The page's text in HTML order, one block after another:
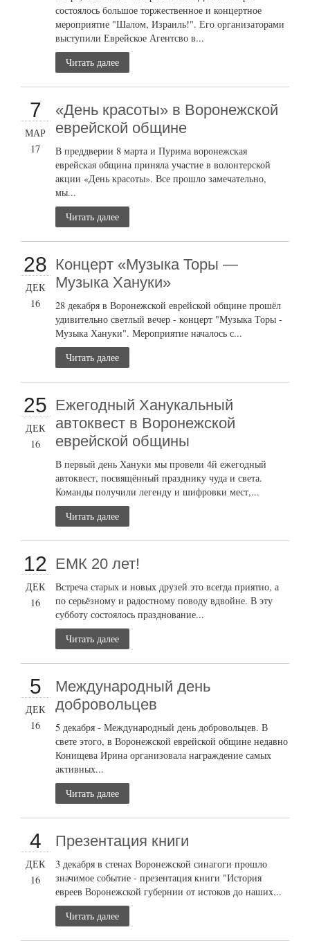
состоялось большое торжественное и концертное
мероприятие "Шалом, Израиль!". Его организаторами
выступили Еврейское Агентсво в...
Читать далее
7
МАР
17
«День красоты» в Воронежской
еврейской общине
В преддверии 8 марта и Пурима воронежская
еврейская община приняла участие в волонтерской
акции «День красоты». Все прошло замечательно,
мы...
Читать далее
28
ДЕК
16
Концерт «Музыка Торы —
Музыка Хануки»
28 декабря в Воронежской еврейской общине прошёл
удивительно светлый вечер - концерт "Музыка Торы -
Музыка Хануки". Мероприятие началось с...
Читать далее
25
ДЕК
16
Ежегодный Ханукальный
автоквест в Воронежской
еврейской общины
В первый день Хануки мы провели 4й ежегодный
автоквест, посвящённый празднику чуда и света.
Команды получили легенду и шифровки мест,...
Читать далее
12
ДЕК
16
ЕМК 20 лет!
Встреча старых и новых друзей это всегда приятно, а
по серьёзному и радостному поводу вдвойне. В эту
субботу состоялось празднование...
Читать далее
5
ДЕК
16
Международный день
добровольцев
5 декабря - Международный день добровольцев. В
свете этого, в Воронежской еврейской общине недавно
Конищева Ирина организовала награждение самых
активных...
Читать далее
4
ДЕК
16
Презентация книги
3 декабря в стенах Воронежской синагоги прошло
значимое событие - презентация книги "История
евреев Воронежской губернии от истоков до наших...
Читать далее